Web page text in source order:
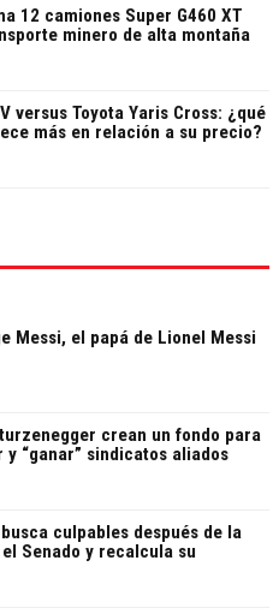
12 camiones Super G460 XT
minero de alta montaña
versus Toyota Yaris Cross: ¿qué
más en relación a su precio?
Messi, el papá de Lionel Messi
crean un fondo para
y “ganar” sindicatos aliados
culpables después de la
Senado y recalcula su